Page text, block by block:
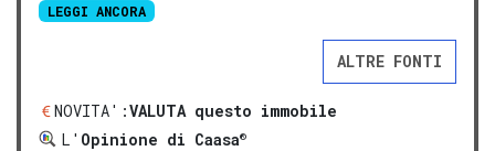
LEGGI ANCORA
ALTRE FONTI
NOVITA':VALUTA questo immobile
L' Opinione di Caasa®